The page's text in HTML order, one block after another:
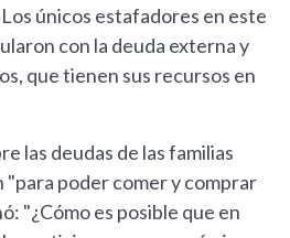
únicos estafadores en este
con la deuda externa y
que tienen sus recursos en
las deudas de las familias
"para poder comer y comprar
"¿Cómo es posible que en